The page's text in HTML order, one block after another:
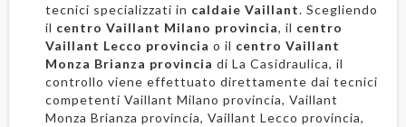
tecnici specializzati in caldaie Vaillant. Scegliendo
il centro Vaillant Milano provincia, il centro
Vaillant Lecco provincia o il centro Vaillant
Monza Brianza provincia di La Casidraulica, il
controllo viene effettuato direttamente dai tecnici
competenti Vaillant Milano provincia, Vaillant
Monza Brianza provincia, Vaillant Lecco provincia,